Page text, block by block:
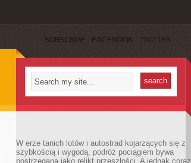
SUBSCRIBE FACEBOOK TWITTER
W erze tanich lotów i autostrad kojarzących się z
szybkością i wygodą, podróż pociągiem bywa
postrzegana jako relikt przeszłości. A jednak coraz